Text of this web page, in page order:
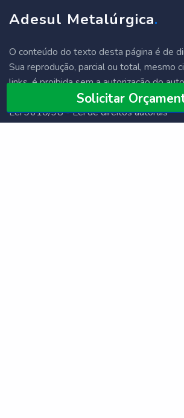
Solicitar
Adesul Metalúrgica.
O conteúdo do texto desta página é de
Sua reprodução, parcial ou total, mesmo
links, é proibida sem a autorização do
violação de direito autoral – artigo 184 do
Lei 9610/98 - Lei de direitos autorais